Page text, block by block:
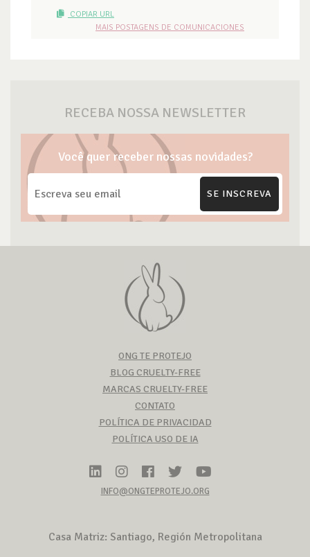
COPIAR URL
MAIS POSTAGENS DE COMUNICACIONES
RECEBA NOSSA NEWSLETTER
Você quer receber nossas novidades?
SE INSCREVA
ONG TE PROTEJO
BLOG CRUELTY-FREE
MARCAS CRUELTY-FREE
CONTATO
POLÍTICA DE PRIVACIDAD
POLÍTICA USO DE IA
INFO@ONGTEPROTEJO.ORG
Casa Matriz: Santiago, Región Metropolitana